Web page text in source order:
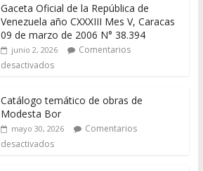
Gaceta Oficial de la República de
Venezuela año CXXXIII Mes V, Caracas
09 de marzo de 2006 N° 38.394
junio 2, 2026
Comentarios
desactivados
Catálogo temático de obras de
Modesta Bor
mayo 30, 2026
Comentarios
desactivados